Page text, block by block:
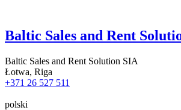
Baltic Sales and Rent
Baltic Sales and Rent Solution SIA
Łotwa, Riga
+371 26 527 511
polski